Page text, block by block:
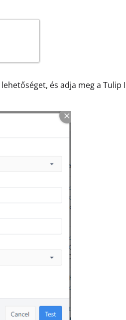
lehetőséget, és adja meg a